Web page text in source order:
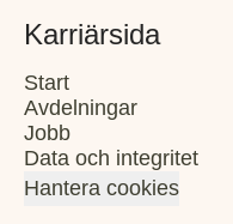
Karriärsida
Start
Avdelningar
Jobb
Data och integritet
Hantera cookies